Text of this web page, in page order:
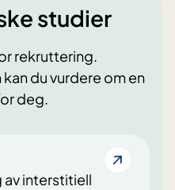
studier
rekruttering.
du vurdere om en
deg.
interstitiell